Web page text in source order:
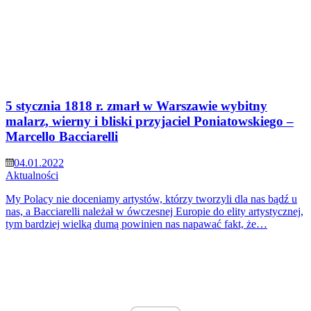
5 stycznia 1818 r. zmarł w Warszawie wybitny
malarz, wierny i bliski przyjaciel Poniatowskiego –
Marcello Bacciarelli
04.01.2022
Aktualności
My Polacy nie doceniamy artystów, którzy tworzyli dla nas bądź u
nas, a Bacciarelli należał w ówczesnej Europie do elity artystycznej,
tym bardziej wielką dumą powinien nas napawać fakt, że…